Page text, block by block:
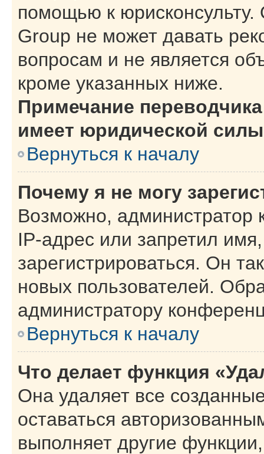
помощью к
Group не может давать
вопросам и не является
кроме указанных ниже.
Примечание
имеет юридической
Вернуться к началу
Почему я не могу
Возможно, администратор
IP-адрес или запретил
зарегистрироваться. Он
новых пользователей.
администратору
Вернуться к началу
Что делает функция
Она удаляет все
оставаться
выполняет другие